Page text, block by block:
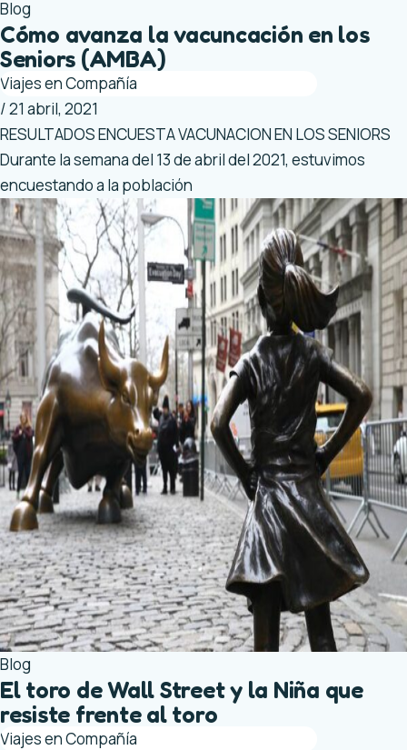
Blog
Cómo avanza la vacuncación en los
Seniors (AMBA)
Viajes en Compañía
/21 abril, 2021
RESULTADOS ENCUESTA VACUNACION EN LOS SENIORS
Durante la semana del 13 de abril del 2021, estuvimos
encuestando a la población
Blog
El toro de Wall Street y la Niña que
resiste frente al toro
Viajes en Compañía